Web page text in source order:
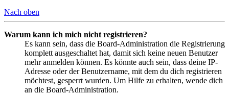
Nach oben
Warum kann ich mich nicht registrieren?
Es kann sein, dass die Board-Administration die Registrierung
komplett ausgeschaltet hat, damit sich keine neuen Benutzer
mehr anmelden können. Es könnte auch sein, dass deine IP-
Adresse oder der Benutzername, mit dem du dich registrieren
möchtest, gesperrt wurden. Um Hilfe zu erhalten, wende dich
an die Board-Administration.